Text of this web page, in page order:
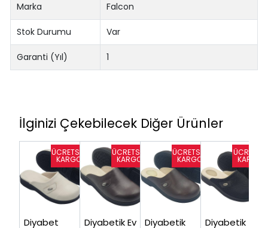
Marka Falcon
Stok Durumu Var
Garanti (Yıl) 1
İlginizi Çekebilecek Diğer Ürünler
Diyabet Diyabetik Ev Diyabetik Diyabetik